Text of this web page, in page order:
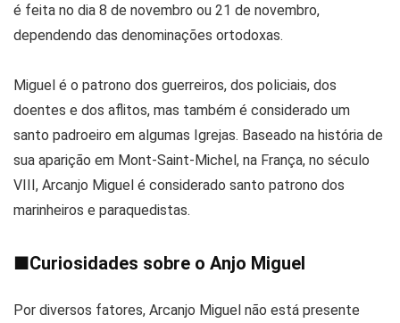
é feita no dia 8 de novembro ou 21 de novembro,
dependendo das denominações ortodoxas.
Miguel é o patrono dos guerreiros, dos policiais, dos
doentes e dos aflitos, mas também é considerado um
santo padroeiro em algumas Igrejas. Baseado na história de
sua aparição em Mont-Saint-Michel, na França, no século
VIII, Arcanjo Miguel é considerado santo patrono dos
marinheiros e paraquedistas.
■Curiosidades sobre o Anjo Miguel
Por diversos fatores, Arcanjo Miguel não está presente